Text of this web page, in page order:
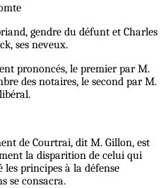
gendre du défunt et Charles
ses neveux.
prononcés, le premier par M.
des notaires, le second par M.
de Courtrai, dit M. Gillon, est
la disparition de celui qui
principes à la défense
se consacra.